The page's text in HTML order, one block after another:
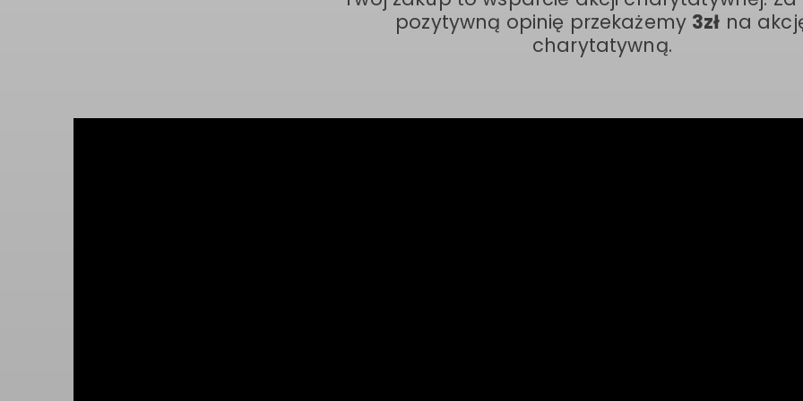
pozytywną opinię przekażemy 3zł na
charytatywną.